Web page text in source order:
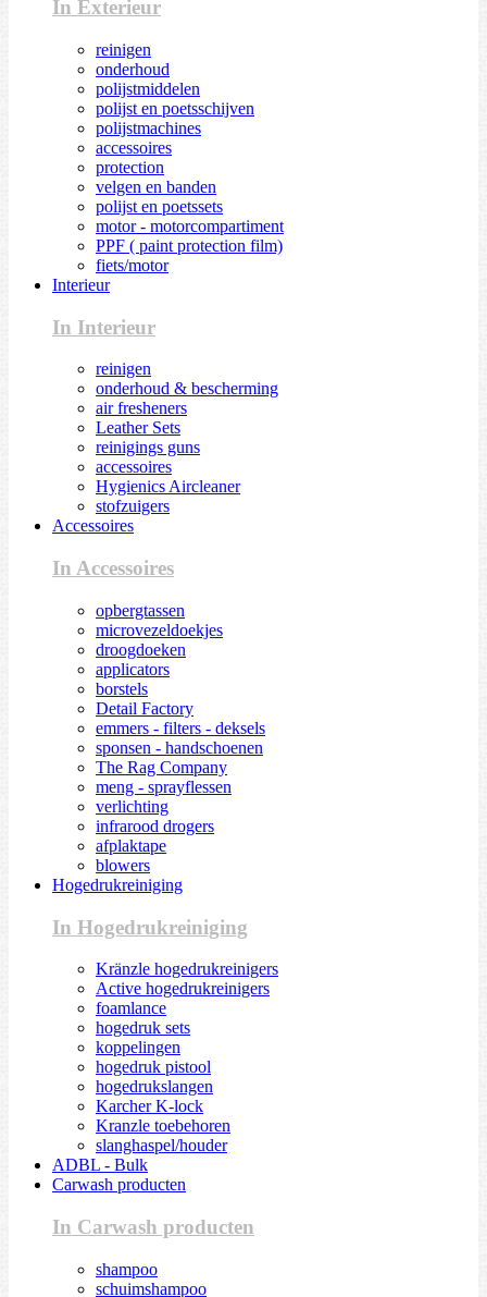
In Exterieur
reinigen
onderhoud
polijstmiddelen
polijst en poetsschijven
polijstmachines
accessoires
protection
velgen en banden
polijst en poetssets
motor - motorcompartiment
PPF ( paint protection film)
fiets/motor
Interieur
In Interieur
reinigen
onderhoud & bescherming
air fresheners
Leather Sets
reinigings guns
accessoires
Hygienics Aircleaner
stofzuigers
Accessoires
In Accessoires
opbergtassen
microvezeldoekjes
droogdoeken
applicators
borstels
Detail Factory
emmers - filters - deksels
sponsen - handschoenen
The Rag Company
meng - sprayflessen
verlichting
infrarood drogers
afplaktape
blowers
Hogedrukreiniging
In Hogedrukreiniging
Kränzle hogedrukreinigers
Active hogedrukreinigers
foamlance
hogedruk sets
koppelingen
hogedruk pistool
hogedrukslangen
Karcher K-lock
Kranzle toebehoren
slanghaspel/houder
ADBL - Bulk
Carwash producten
In Carwash producten
shampoo
schuimshampoo